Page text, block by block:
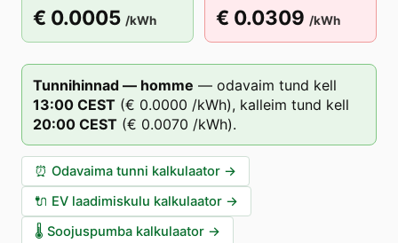
€ 0.0005 /kWh € 0.0309 /kWh
Tunnihinnad — homme — odavaim tund kell
13:00 CEST (€ 0.0000 /kWh), kalleim tund kell
20:00 CEST (€ 0.0070 /kWh).
⏰ Odavaima tunni kalkulaator →
🔌 EV laadimiskulu kalkulaator →
🌡️ Soojuspumba kalkulaator →